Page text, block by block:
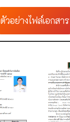
ตัวอย่างไฟล์เอกสาร